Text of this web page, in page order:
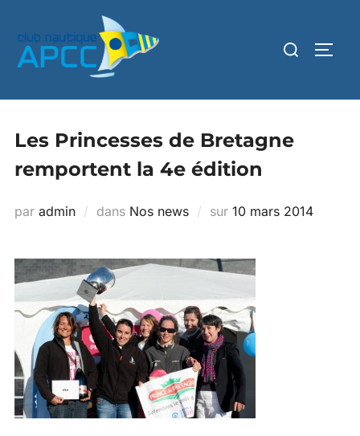
Les Princesses de Bretagne
remportent la 4e édition
par admin dans Nos news sur 10 mars 2014